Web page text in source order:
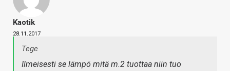
Kaotik
28.11.2017
Tege
Ilmeisesti se lämpö mitä m.2 tuottaa niin tuo